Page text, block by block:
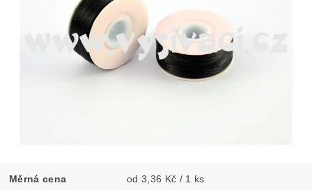
Měrná cena od 3,36 Kč / 1 ks